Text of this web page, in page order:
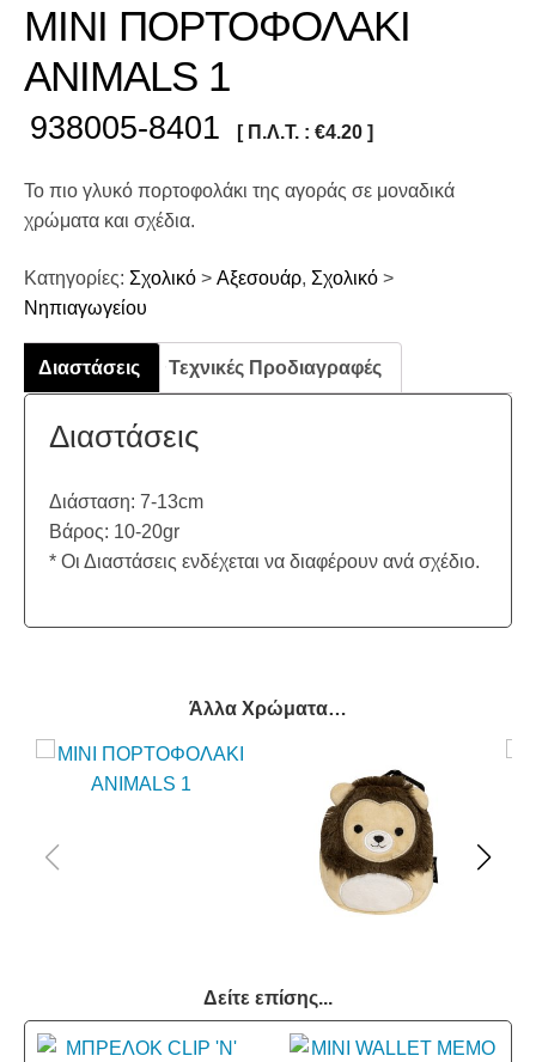
MINI ΠΟΡΤΟΦΟΛΑΚΙ
ANIMALS 1
938005-8401 [ Π.Λ.Τ. : €4.20 ]
Το πιο γλυκό πορτοφολάκι της αγοράς σε μοναδικά
χρώματα και σχέδια.
Κατηγορίες: Σχολικό > Αξεσουάρ, Σχολικό >
Νηπιαγωγείου
Διαστάσεις Τεχνικές Προδιαγραφές
Διαστάσεις
Διάσταση: 7-13cm
Βάρος: 10-20gr
* Οι Διαστάσεις ενδέχεται να διαφέρουν ανά σχέδιο.
Άλλα Χρώματα…
Δείτε επίσης...